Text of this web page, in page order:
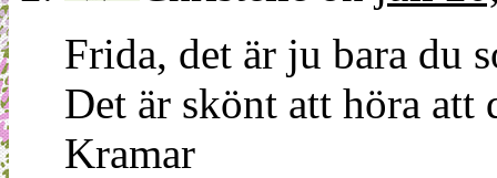
Frida, det är ju bara du
Det är skönt att höra
Kramar